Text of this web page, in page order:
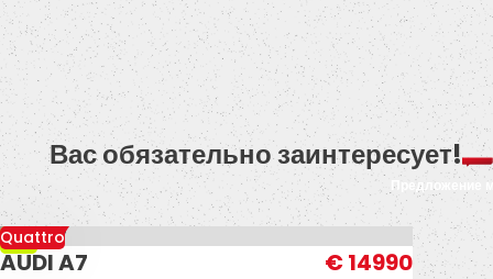
-Miglas lukturi.
-Vieglmetāla diski ar labām riepām.
-2 atslēgas.
-Bowers & Wilkins mūzikas sistēma.
-Braukšanas režīmi Eco/Comfrot/Off
road/Dynamic/Indual.
-Aktivas gaismas.
-Navigācija.
Вас обязательно заинтересует!
Предложение
-6%
Quattro
AUDI A7
€ 14990